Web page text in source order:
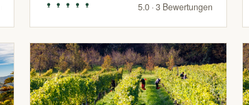
5.0 · 3 Bewertungen